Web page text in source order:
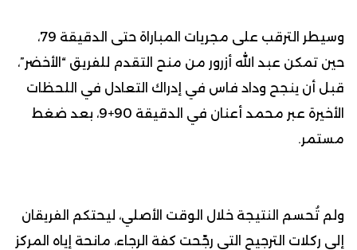
وسيطر الترقب على مجريات المباراة حتى الدقيقة 79،
حين تمكن عبد الله أزرور من منح التقدم للفريق “الأخضر”،
قبل أن ينجح وداد فاس في إدراك التعادل في اللحظات
الأخيرة عبر محمد أعنان في الدقيقة 90+9، بعد ضغط
مستمر.
ولم تُحسم النتيجة خلال الوقت الأصلي، ليحتكم الفريقان
إلى ركلات الترجيح التي رجّحت كفة الرجاء، مانحة إياه المركز